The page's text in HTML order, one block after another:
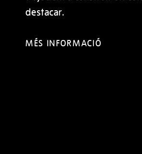
destacar.
MÉS INFORMACIÓ